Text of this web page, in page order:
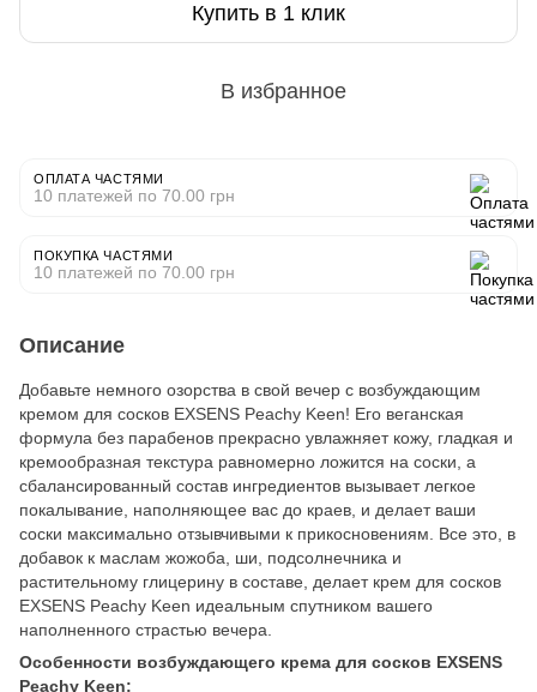
Купить в 1 клик
В избранное
ОПЛАТА ЧАСТЯМИ
10 платежей по 70.00 грн
ПОКУПКА ЧАСТЯМИ
10 платежей по 70.00 грн
Описание
Добавьте немного озорства в свой вечер с возбуждающим
кремом для сосков EXSENS Peachy Keen! Его веганская
формула без парабенов прекрасно увлажняет кожу, гладкая и
кремообразная текстура равномерно ложится на соски, а
сбалансированный состав ингредиентов вызывает легкое
покалывание, наполняющее вас до краев, и делает ваши
соски максимально отзывчивыми к прикосновениям. Все это, в
добавок к маслам жожоба, ши, подсолнечника и
растительному глицерину в составе, делает крем для сосков
EXSENS Peachy Keen идеальным спутником вашего
наполненного страстью вечера.
Особенности возбуждающего крема для сосков EXSENS
Peachy Keen: